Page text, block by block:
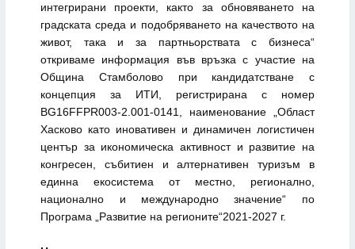
интегрирани проекти, както за обновяването на
градската среда и подобряването на качеството на
живот, така и за партньорствата с бизнеса“
откриваме информация във връзка с участие на
Община Стамболово при кандидатстване с
концепция за ИТИ, регистрирана с номер
BG16FFPR003-2.001-0141, наименование „Област
Хасково като иновативен и динамичен логистичен
център за икономическа активност и развитие на
конгресен, събитиен и алтернативен туризъм в
единна екосистема от местно, регионално,
национално и международно значение“ по
Програма „Развитие на регионите“2021-2027 г.